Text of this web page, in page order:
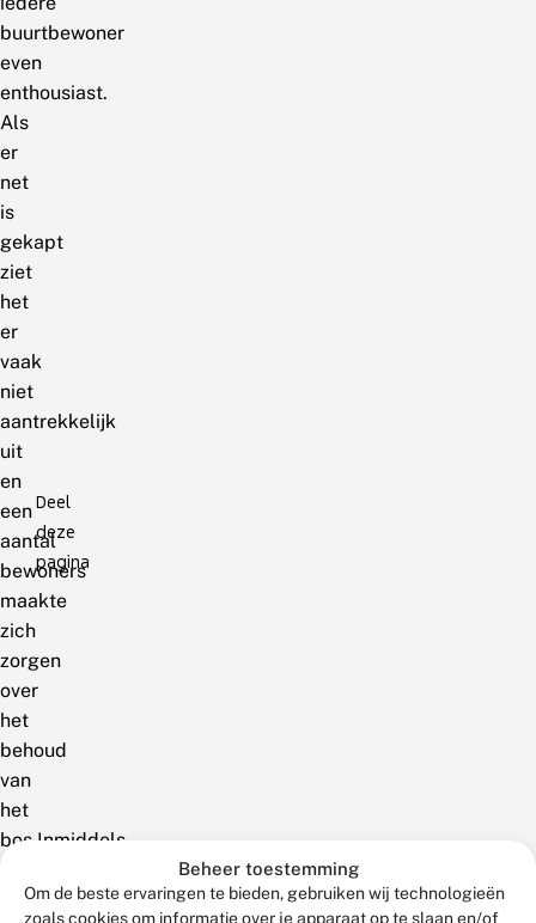
Beheer toestemming
Om de beste ervaringen te bieden, gebruiken wij technologieën
zoals cookies om informatie over je apparaat op te slaan en/of
buurtbewoner
even
enthousiast.
Als
er
net
is
gekapt
ziet
het
er
vaak
niet
aantrekkelijk
uit
en
een
aantal
bewoners
maakte
zich
zorgen
over
het
behoud
van
het
bos.Inmiddels
Deel
deze
pagina